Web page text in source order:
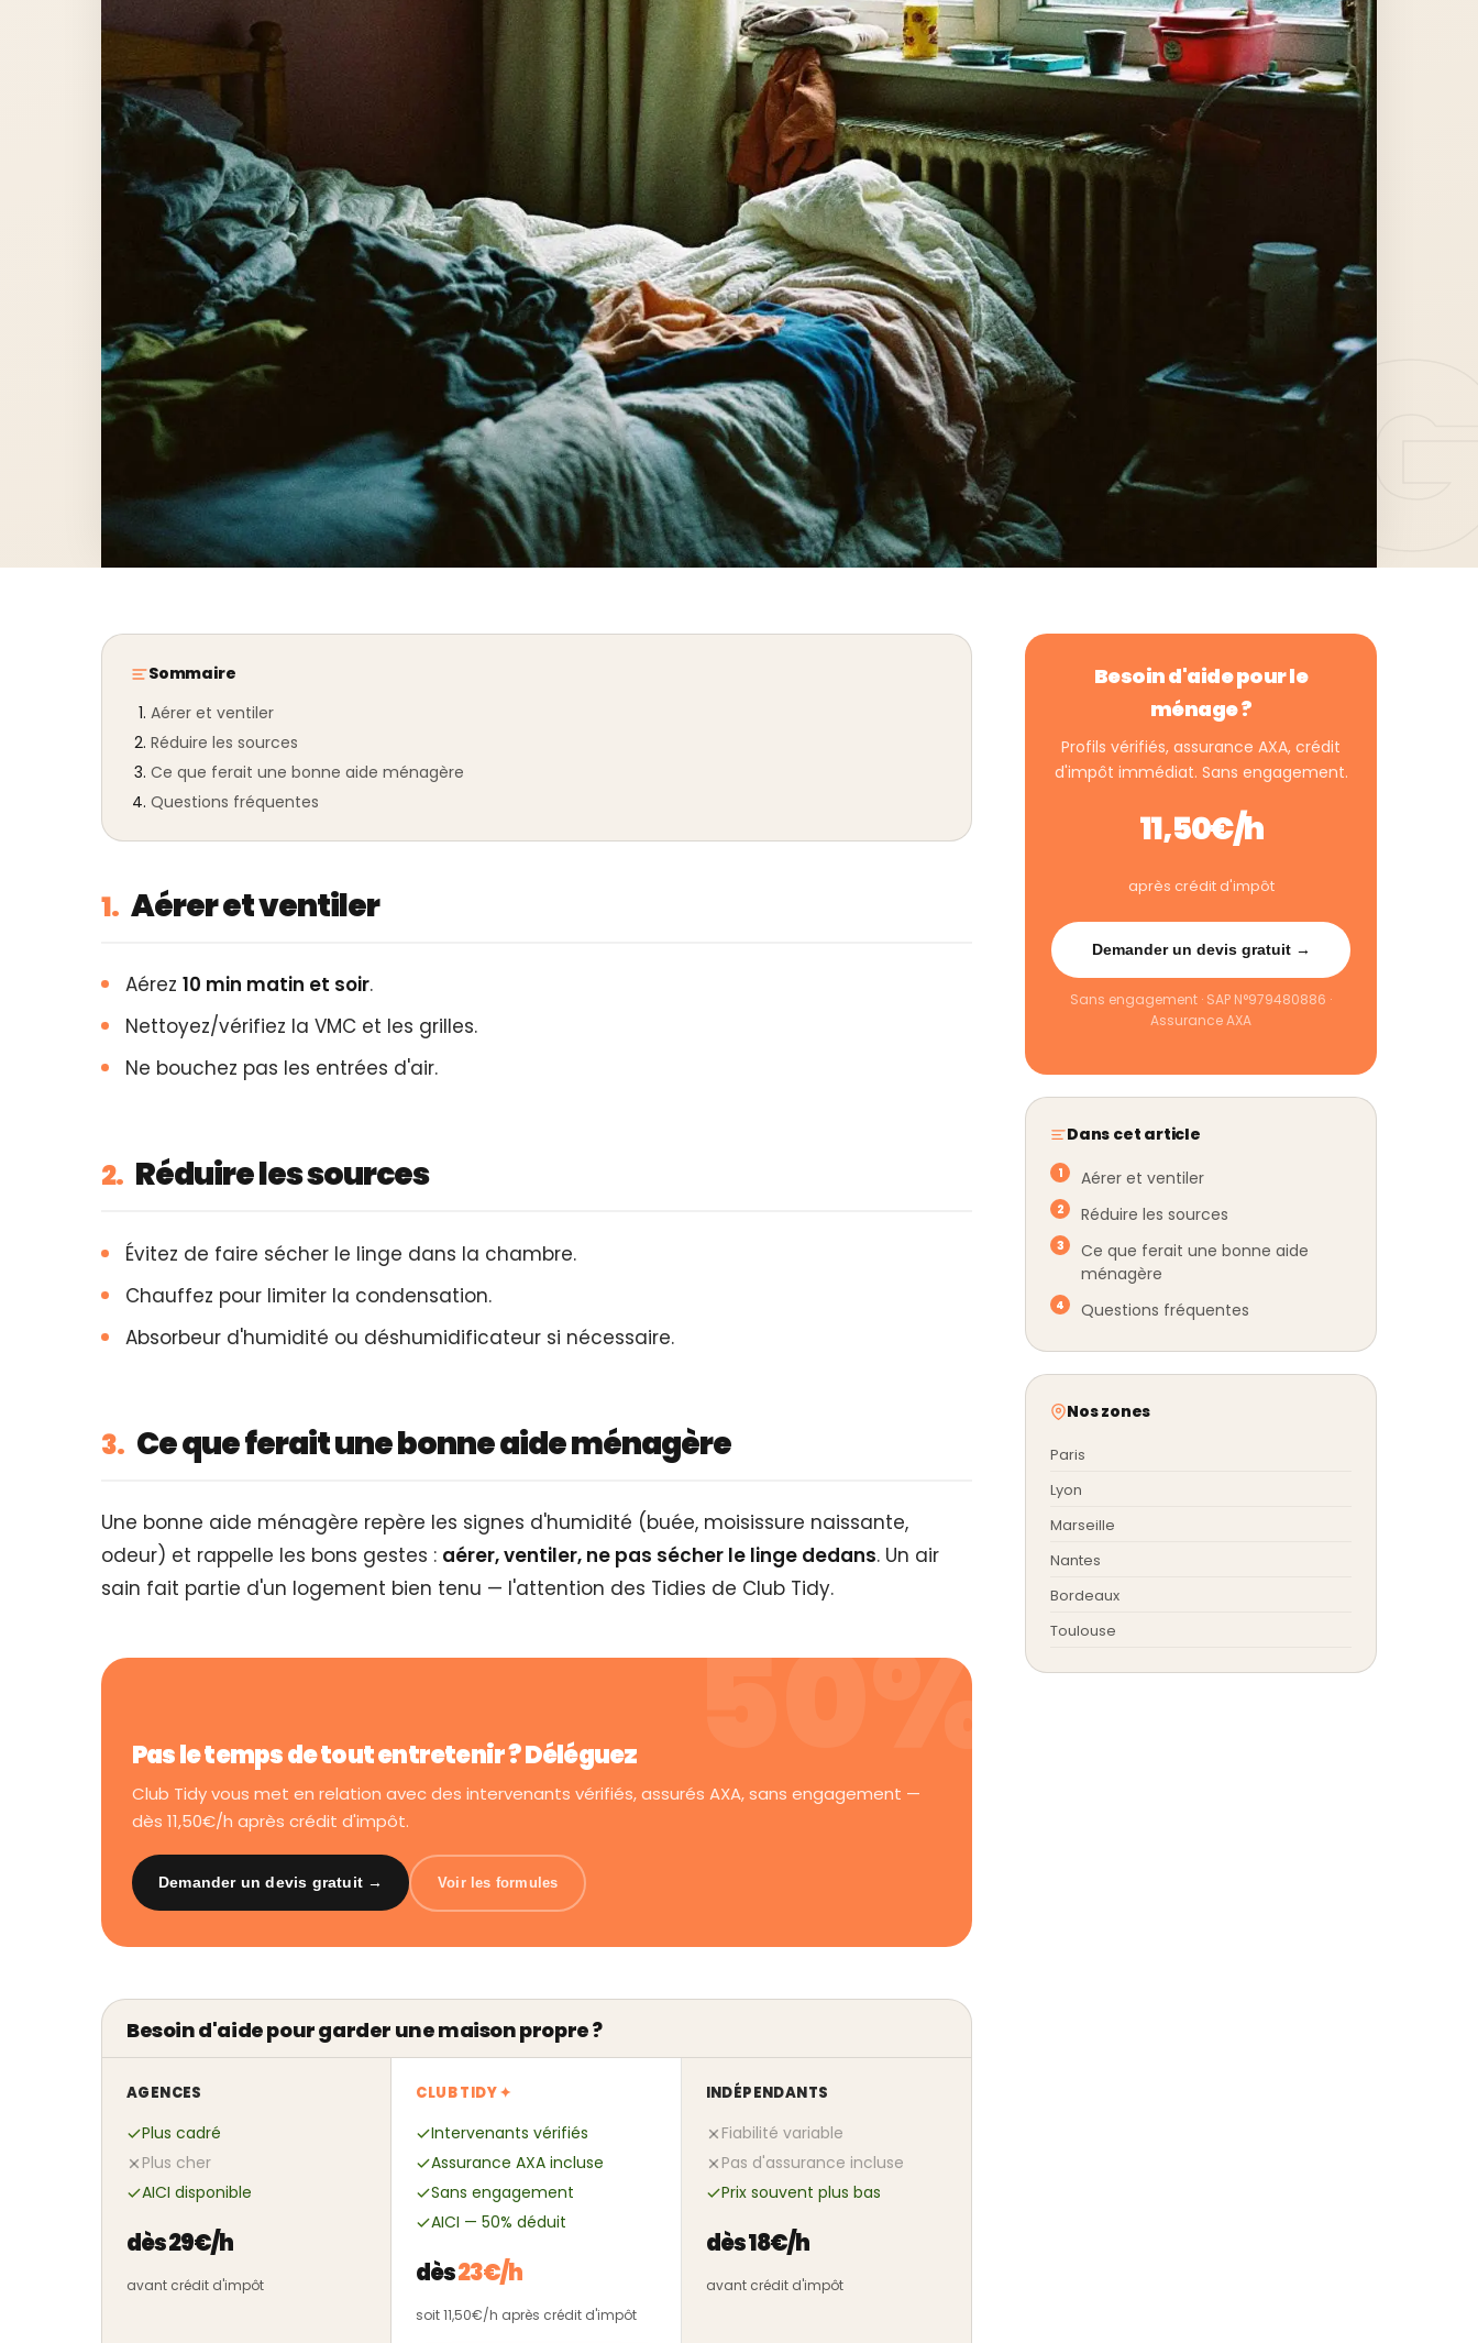
Sommaire
Aérer et ventiler
Réduire les sources
Ce que ferait une bonne aide ménagère
Questions fréquentes
1. Aérer et ventiler
Aérez 10 min matin et soir.
Nettoyez/vérifiez la VMC et les grilles.
Ne bouchez pas les entrées d'air.
2. Réduire les sources
Évitez de faire sécher le linge dans la chambre.
Chauffez pour limiter la condensation.
Absorbeur d'humidité ou déshumidificateur si nécessaire.
3. Ce que ferait une bonne aide ménagère
Une bonne aide ménagère repère les signes d'humidité (buée, moisissure naissante,
odeur) et rappelle les bons gestes : aérer, ventiler, ne pas sécher le linge dedans. Un air
sain fait partie d'un logement bien tenu — l'attention des Tidies de Club Tidy.
Pas le temps de tout entretenir ? Déléguez
Club Tidy vous met en relation avec des intervenants vérifiés, assurés AXA, sans engagement —
dès 11,50€/h après crédit d'impôt.
Demander un devis gratuit → Voir les formules
Besoin d'aide pour garder une maison propre ?
AGENCES
Plus cadré
Plus cher
AICI disponible
dès 29€/h
avant crédit d'impôt
CLUB TIDY ✦
Intervenants vérifiés
Assurance AXA incluse
Sans engagement
AICI — 50% déduit
dès23€/h
soit 11,50€/h après crédit d'impôt
INDÉPENDANTS
Fiabilité variable
Pas d'assurance incluse
Prix souvent plus bas
dès 18€/h
avant crédit d'impôt
Besoin d'aide pour le
ménage ?
Profils vérifiés, assurance AXA, crédit
d'impôt immédiat. Sans engagement.
11,50€/h
après crédit d'impôt
Demander un devis gratuit →
Sans engagement · SAP N°979480886 ·
Assurance AXA
Dans cet article
Aérer et ventiler
Réduire les sources
Ce que ferait une bonne aide
ménagère
Questions fréquentes
Nos zones
Paris
Lyon
Marseille
Nantes
Bordeaux
Toulouse